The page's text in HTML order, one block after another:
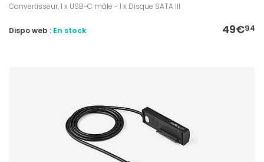
Convertisseur, 1 x USB-C mâle - 1 x Disque SATA III
49€94
Dispo web : En stock